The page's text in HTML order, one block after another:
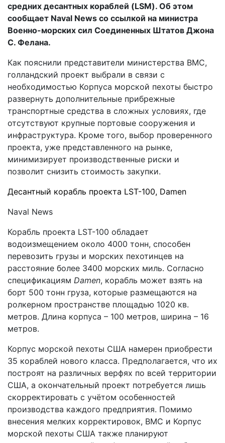
средних десантных кораблей (LSM). Об этом
сообщает Naval News со ссылкой на министра
Военно-морских сил Соединенных Штатов Джона
С. Фелана.
Как пояснили представители министерства ВМС,
голландский проект выбрали в связи с
необходимостью Корпуса морской пехоты быстро
развернуть дополнительные прибрежные
транспортные средства в сложных условиях, где
отсутствуют крупные портовые сооружения и
инфраструктура. Кроме того, выбор проверенного
проекта, уже представленного на рынке,
минимизирует производственные риски и
позволит снизить стоимость закупки.
Десантный корабль проекта LST-100, Damen
Naval News
Корабль проекта LST-100 обладает
водоизмещением около 4000 тонн, способен
перевозить грузы и морских пехотинцев на
расстояние более 3400 морских миль. Согласно
спецификациям Damen, корабль может взять на
борт 500 тонн груза, которые размещаются на
ролкерном пространстве площадью 1020 кв.
метров. Длина корпуса – 100 метров, ширина – 16
метров.
Корпус морской пехоты США намерен приобрести
35 кораблей нового класса. Предполагается, что их
построят на различных верфях по всей территории
США, а окончательный проект потребуется лишь
скорректировать с учётом особенностей
производства каждого предприятия. Помимо
внесения мелких корректировок, ВМС и Корпус
морской пехоты США также планируют